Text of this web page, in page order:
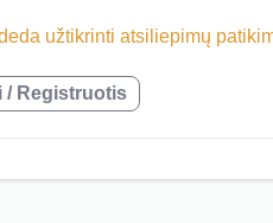
užtikrinti atsiliepimų
/ Registruotis